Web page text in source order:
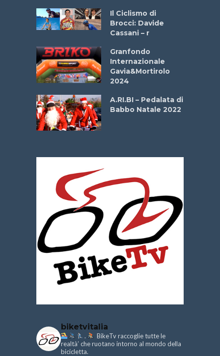
Il Ciclismo di
Brocci: Davide
Cassani – r
Granfondo
Internazionale
Gavia&Mortirolo
2024
A.RI.BI – Pedalata di
Babbo Natale 2022
biketvitalia
.
BikeTv raccoglie tutte le
realtà’ che ruotano intorno al mondo della
bicicletta.